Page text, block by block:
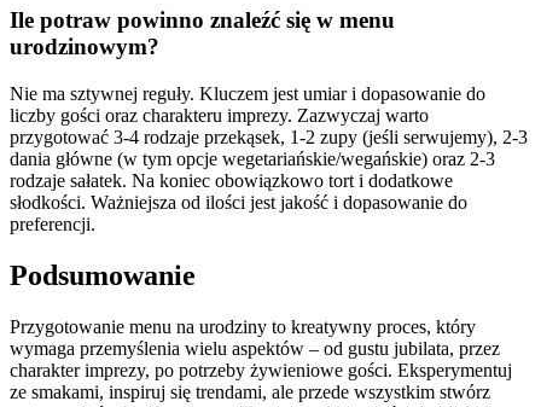
Ile potraw powinno znaleźć się w menu
urodzinowym?
Nie ma sztywnej reguły. Kluczem jest umiar i dopasowanie do
liczby gości oraz charakteru imprezy. Zazwyczaj warto
przygotować 3-4 rodzaje przekąsek, 1-2 zupy (jeśli serwujemy), 2-3
dania główne (w tym opcje wegetariańskie/wegańskie) oraz 2-3
rodzaje sałatek. Na koniec obowiązkowo tort i dodatkowe
słodkości. Ważniejsza od ilości jest jakość i dopasowanie do
preferencji.
Podsumowanie
Przygotowanie menu na urodziny to kreatywny proces, który
wymaga przemyślenia wielu aspektów – od gustu jubilata, przez
charakter imprezy, po potrzeby żywieniowe gości. Eksperymentuj
ze smakami, inspiruj się trendami, ale przede wszystkim stwórz